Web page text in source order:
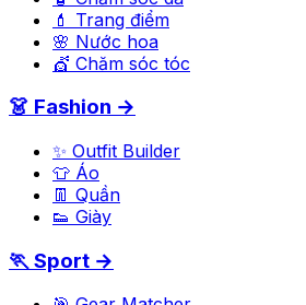
💄 Trang điểm
🌸 Nước hoa
💇 Chăm sóc tóc
👗 Fashion →
✨ Outfit Builder
👕 Áo
👖 Quần
👟 Giày
🏃 Sport →